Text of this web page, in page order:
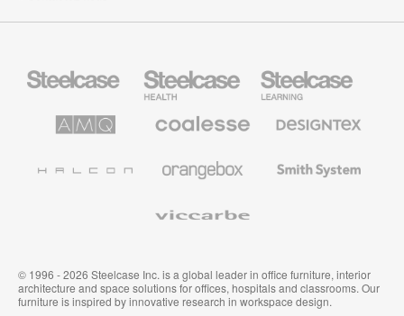
Health
Mobilier
pour
secteur
Solutions
Mobilier
Premium
Textiles
Muraux
System
© 1996 - 2026 Steelcase Inc. is a global leader in office furniture, interior
architecture and space solutions for offices, hospitals and classrooms. Our
furniture is inspired by innovative research in workspace design.